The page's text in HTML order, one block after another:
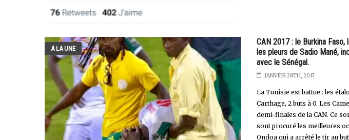
A LA UNE
CAN 2017 : le Burkina
les pleurs de Sadio Mané,
avec le Sénégal.
JANVIER 28TH, 2017
La Tunisie est battue : les
Carthage, 2 buts à 0. Les
demi-finales de la CAN. Ce
sont procuré les meilleures
Ondoa qui a arrêté le tir au